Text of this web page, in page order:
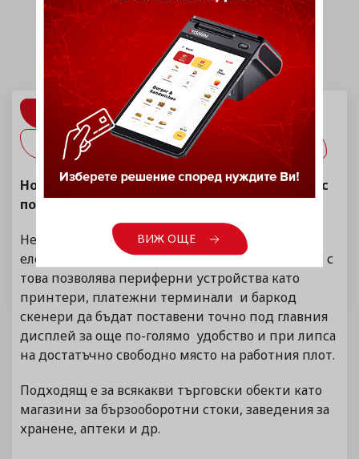
ИНФОРМАЦИЯ
ТЕХНИЧЕСКИ СПЕЦИФИКАЦИИ ИЗТЕГЛИ
Новият POS терминал P2C N250 се предлага с
подарък Windows 11.
Неговата извита стойка дава усещане за
елегантност и стабилност, като същевременно с
това позволява периферни устройства като
принтери, платежни терминали и баркод
скенери да бъдат поставени точно под главния
дисплей за още по-голямо удобство и при липса
на достатъчно свободно място на работния плот.
Подходящ е за всякакви търговски обекти като
магазини за бързооборотни стоки, заведения за
хранене, аптеки и др.
ВИЖ ОЩЕ